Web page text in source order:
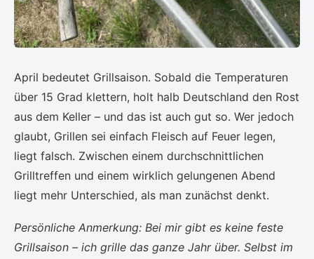
April bedeutet Grillsaison. Sobald die Temperaturen
über 15 Grad klettern, holt halb Deutschland den Rost
aus dem Keller – und das ist auch gut so. Wer jedoch
glaubt, Grillen sei einfach Fleisch auf Feuer legen,
liegt falsch. Zwischen einem durchschnittlichen
Grilltreffen und einem wirklich gelungenen Abend
liegt mehr Unterschied, als man zunächst denkt.
Persönliche Anmerkung: Bei mir gibt es keine feste
Grillsaison – ich grille das ganze Jahr über. Selbst im